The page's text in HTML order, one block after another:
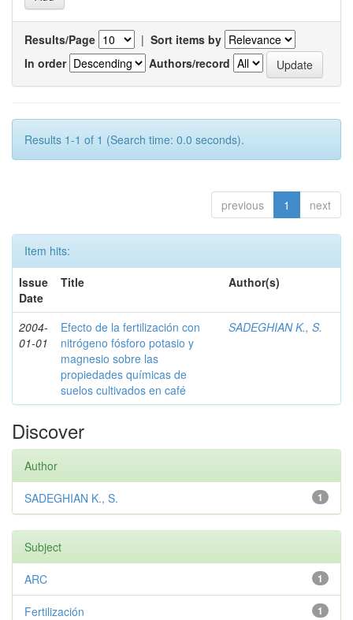
Results/Page | Sort items by
In order
Authors/record
Results 1-1 of 1 (Search time: 0.0 seconds).
previous 1 next
Item hits:
Issue
Date
Title Author(s)
2004-
01-01
Efecto de la fertilización con
nitrógeno fósforo potasio y
magnesio sobre las
propiedades químicas de
suelos cultivados en café
SADEGHIAN K., S.
Discover
Author
1
SADEGHIAN K., S.
Subject
1
ARC
1
Fertilización